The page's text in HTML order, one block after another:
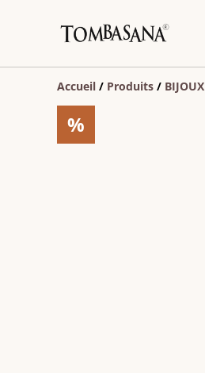
Accueil / Produits / BIJOUX
%